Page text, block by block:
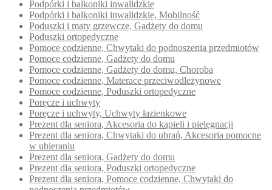
Podpórki i balkoniki inwalidzkie
Podpórki i balkoniki inwalidzkie, Mobilność
Poduszki i maty grzewcze, Gadżety do domu
Poduszki ortopedyczne
Pomoce codzienne, Chwytaki do podnoszenia przedmiotów
Pomoce codzienne, Gadżety do domu
Pomoce codzienne, Gadżety do domu, Choroba
Pomoce codzienne, Materace przeciwodleżynowe
Pomoce codzienne, Poduszki ortopedyczne
Poręcze i uchwyty
Poręcze i uchwyty, Uchwyty łazienkowe
Prezent dla seniora, Akcesoria do kąpieli i pielęgnacji
Prezent dla seniora, Chwytaki do ubrań, Akcesoria pomocne
w ubieraniu
Prezent dla seniora, Gadżety do domu
Prezent dla seniora, Poduszki ortopedyczne
Prezent dla seniora, Pomoce codzienne, Chwytaki do